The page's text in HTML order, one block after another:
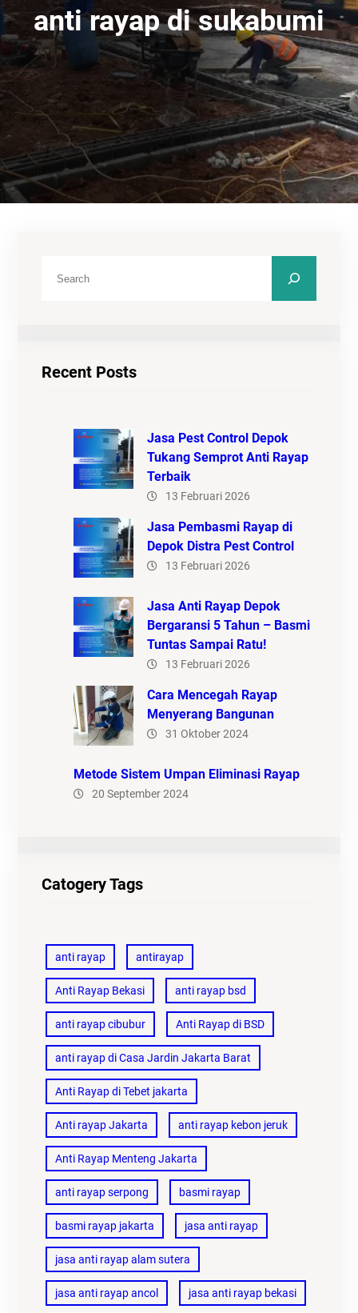
anti rayap di sukabumi
Recent Posts
Jasa Pest Control Depok
Tukang Semprot Anti Rayap
Terbaik
13 Februari 2026
Jasa Pembasmi Rayap di
Depok Distra Pest Control
13 Februari 2026
Jasa Anti Rayap Depok
Bergaransi 5 Tahun – Basmi
Tuntas Sampai Ratu!
13 Februari 2026
Cara Mencegah Rayap
Menyerang Bangunan
31 Oktober 2024
Metode Sistem Umpan Eliminasi Rayap
20 September 2024
Catogery Tags
anti rayap antirayap
Anti Rayap Bekasi anti rayap bsd
anti rayap cibubur Anti Rayap di BSD
anti rayap di Casa Jardin Jakarta Barat
Anti Rayap di Tebet jakarta
Anti rayap Jakarta anti rayap kebon jeruk
Anti Rayap Menteng Jakarta
anti rayap serpong basmi rayap
basmi rayap jakarta jasa anti rayap
jasa anti rayap alam sutera
jasa anti rayap ancol jasa anti rayap bekasi